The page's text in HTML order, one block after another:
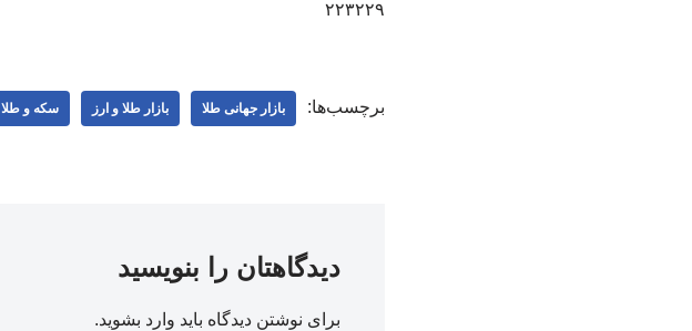
۲۲۳۲۲۹
برچسب‌ها: بازار جهانی طلا بازار طلا و ارز سکه و طلا
دیدگاهتان را بنویسید
برای نوشتن دیدگاه باید وارد بشوید.